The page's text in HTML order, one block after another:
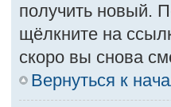
получить новый.
щёлкните на
скоро вы снова
Вернуться к